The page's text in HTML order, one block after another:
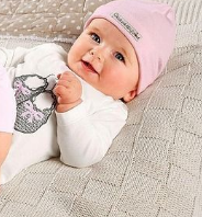
интернет-
на 25%!